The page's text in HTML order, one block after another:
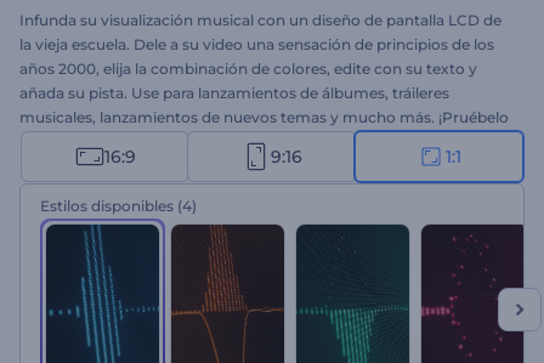
Infunda su visualización musical con un diseño de pantalla LCD de
la vieja escuela. Dele a su video una sensación de principios de los
años 2000, elija la combinación de colores, edite con su texto y
añada su pista. Use para lanzamientos de álbumes, tráileres
musicales, lanzamientos de nuevos temas y mucho más. ¡Pruébelo
16:9 9:16 1:1
Estilos disponibles (4)